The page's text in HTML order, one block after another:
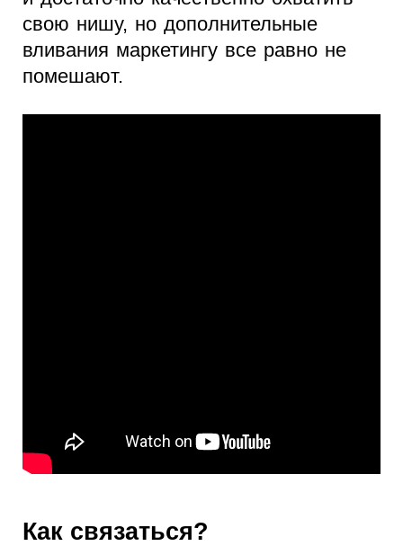
свою нишу, но дополнительные
вливания маркетингу все равно не
помешают.
Как связаться?